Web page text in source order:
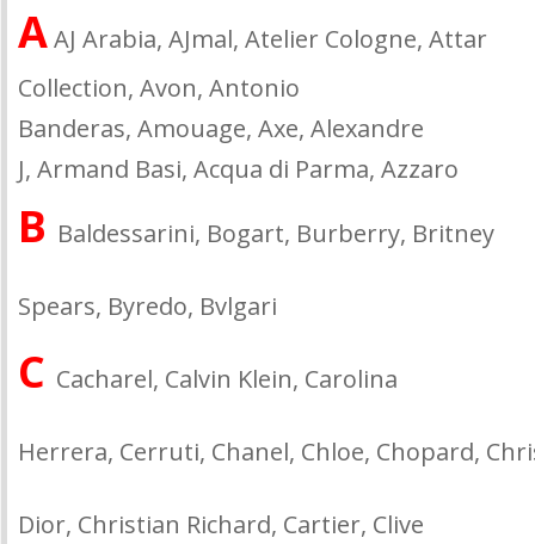
AAJ Arabia, AJmal, Atelier Cologne, Attar
Collection, Аvon, Antonio
Banderas, Amouage, Axe, Alexandre
J, Armand Basi, Acqua di Parma, Azzaro
B Baldessarini, Bogart, Burberry, Britney
Spears, Byredo, Bvlgari
С Cacharel, Calvin Klein, Carolina
Herrera, Cerruti, Chanel, Chloe, Chopard,
Dior, Christian Richard, Cartier, Clive